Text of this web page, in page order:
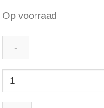
Op voorraad
BG-
aantal